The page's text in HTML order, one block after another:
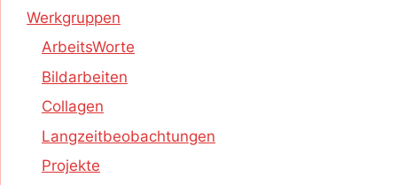
Werkgruppen
ArbeitsWorte
Bildarbeiten
Collagen
Langzeitbeobachtungen
Projekte